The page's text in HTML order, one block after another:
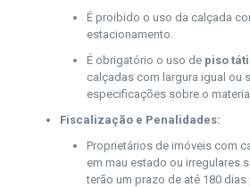
É proibido o uso da calçada
estacionamento.
É obrigatório o uso de piso
calçadas com largura igual ou
especificações sobre o
Fiscalização e Penalidades:
Proprietários de imóveis com
em mau estado ou irregulares
terão um prazo de até 180 dias